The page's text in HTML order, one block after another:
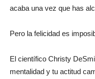
acaba una vez que has
Pero la felicidad es
El científico Christy
mentalidad y tu actitud